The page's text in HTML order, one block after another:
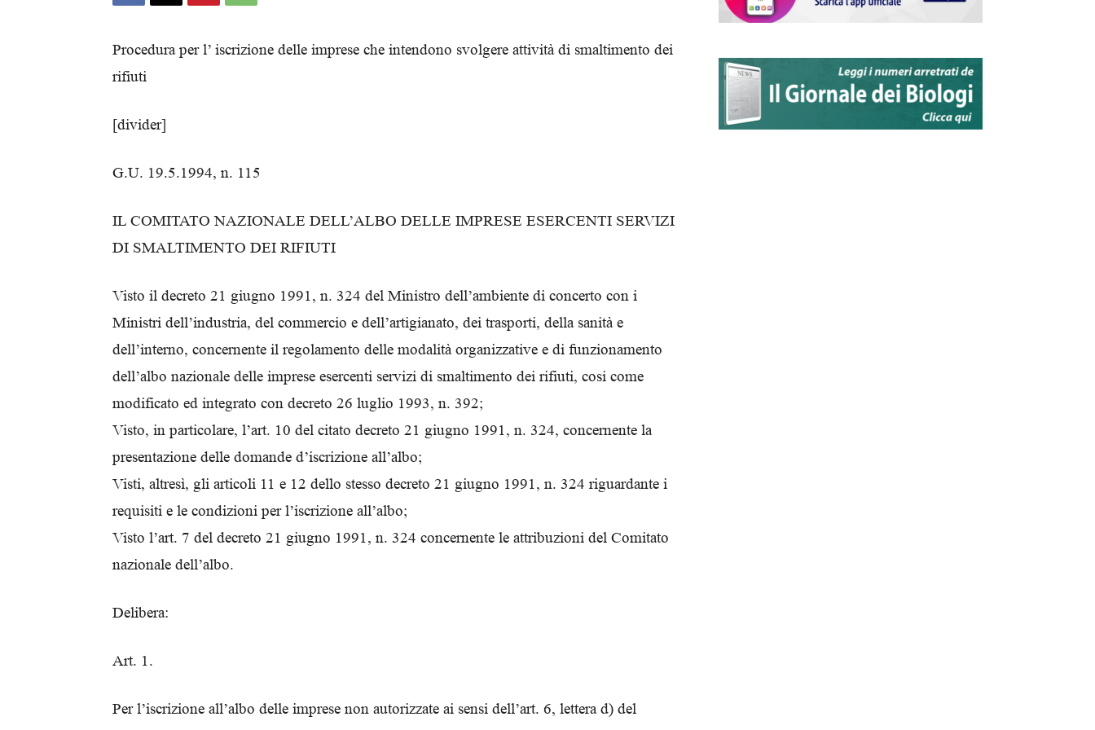
degli
Procedura per l’ iscrizione delle imprese che intendono svolgere attività di smaltimento dei
rifiuti
[divider]
G.U. 19.5.1994, n. 115
IL COMITATO NAZIONALE DELL’ALBO DELLE IMPRESE ESERCENTI SERVIZI
DI SMALTIMENTO DEI RIFIUTI
Visto il decreto 21 giugno 1991, n. 324 del Ministro dell’ambiente di concerto con i
Ministri dell’industria, del commercio e dell’artigianato, dei trasporti, della sanità e
dell’interno, concernente il regolamento delle modalità organizzative e di funzionamento
dell’albo nazionale delle imprese esercenti servizi di smaltimento dei rifiuti, cosi come
modificato ed integrato con decreto 26 luglio 1993, n. 392;
Visto, in particolare, l’art. 10 del citato decreto 21 giugno 1991, n. 324, concernente la
presentazione delle domande d’iscrizione all’albo;
Visti, altresì, gli articoli 11 e 12 dello stesso decreto 21 giugno 1991, n. 324 riguardante i
requisiti e le condizioni per l’iscrizione all’albo;
Visto l’art. 7 del decreto 21 giugno 1991, n. 324 concernente le attribuzioni del Comitato
nazionale dell’albo.
Delibera:
Art. 1.
Per l’iscrizione all’albo delle imprese non autorizzate ai sensi dell’art. 6, lettera d) del